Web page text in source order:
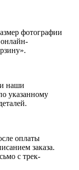
фотографии
наши
указанному
оплаты
заказа.
с трек-